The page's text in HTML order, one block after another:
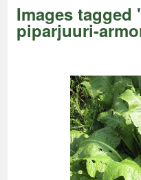
Images
piparjuuri-